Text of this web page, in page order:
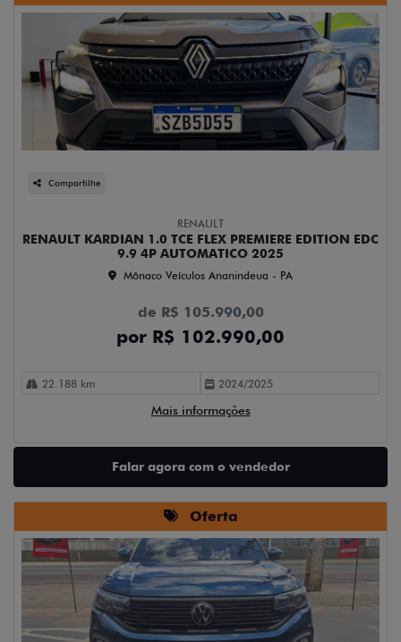
Compartilhe
RENAULT
RENAULT KARDIAN 1.0 TCE FLEX PREMIERE EDITION EDC
9.9 4P AUTOMATICO 2025
Mônaco Veículos Ananindeua - PA
de R$ 105.990,00
por R$ 102.990,00
22.188 km 2024/2025
Mais informações
Falar agora com o vendedor
Oferta